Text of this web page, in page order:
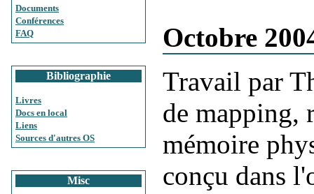
Documents
Conférences
FAQ
Bibliographie
Livres
Docs en local
Liens
Sources d'autres OS
Misc
Octobre
Travail par
de mapping,
mémoire
conçu dans